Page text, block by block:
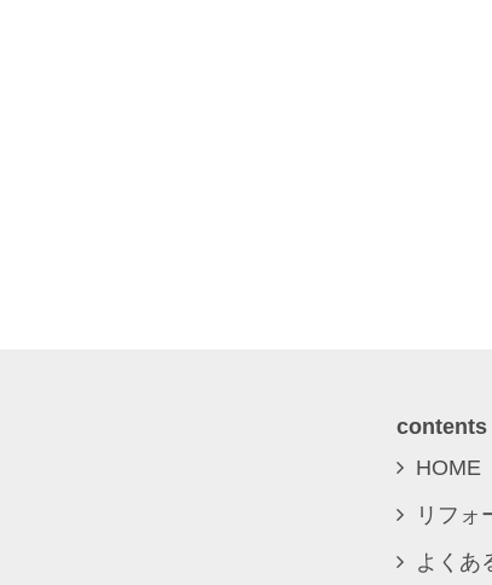
contents
HOME
リフォ
よくあ